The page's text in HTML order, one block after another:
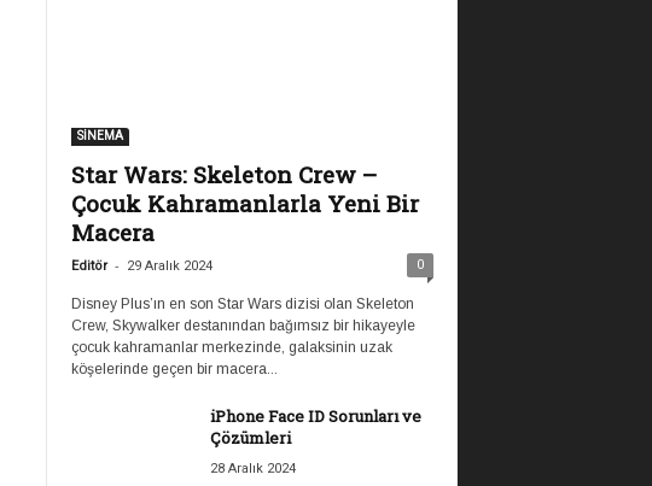
SİNEMA
Star Wars: Skeleton Crew –
Çocuk Kahramanlarla Yeni Bir
Macera
Editör - 29 Aralık 2024 0
Disney Plus’ın en son Star Wars dizisi olan Skeleton
Crew, Skywalker destanından bağımsız bir hikayeyle
çocuk kahramanlar merkezinde, galaksinin uzak
köşelerinde geçen bir macera...
iPhone Face ID Sorunları ve
Çözümleri
28 Aralık 2024